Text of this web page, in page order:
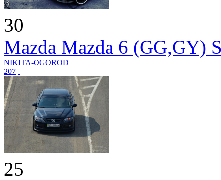
30
Mazda Mazda 6 (GG,GY)
NIKITA-OGOROD
207
25